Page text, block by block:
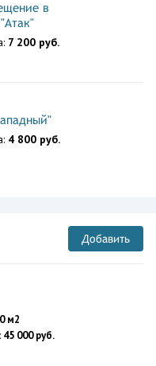
в
7 200 руб.
4 800 руб.
Добавить
м2
45 000 руб.